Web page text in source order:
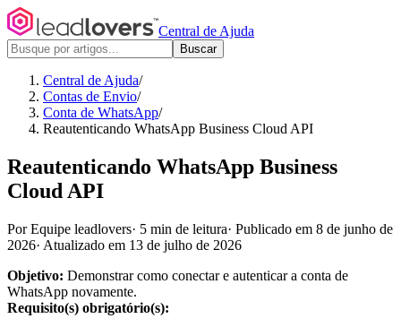
Central de Ajuda
Buscar
Central de Ajuda/
Contas de Envio/
Conta de WhatsApp/
Reautenticando WhatsApp Business Cloud API
Reautenticando WhatsApp Business
Cloud API
Por Equipe leadlovers· 5 min de leitura· Publicado em 8 de junho de
2026· Atualizado em 13 de julho de 2026
Objetivo: Demonstrar como conectar e autenticar a conta de
WhatsApp novamente.
Requisito(s) obrigatório(s):